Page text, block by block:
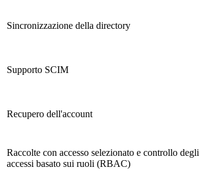
Sincronizzazione della directory
Supporto SCIM
Recupero dell'account
Raccolte con accesso selezionato e controllo degli
accessi basato sui ruoli (RBAC)